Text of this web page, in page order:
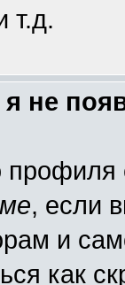
т.д.
не
, если
и
как